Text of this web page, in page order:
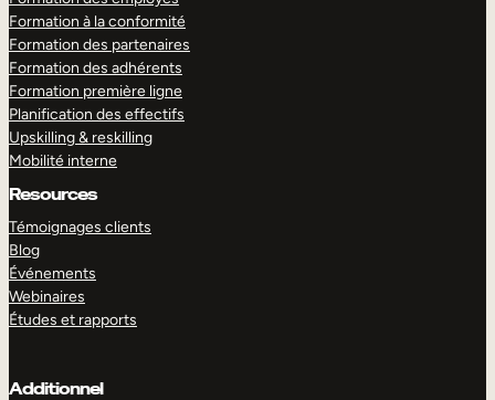
Formation à la conformité
Formation des partenaires
Formation des adhérents
Formation première ligne
Planification des effectifs
Upskilling & reskilling
Mobilité interne
Resources
Témoignages clients
Blog
Événements
Webinaires
Études et rapports
Additionnel